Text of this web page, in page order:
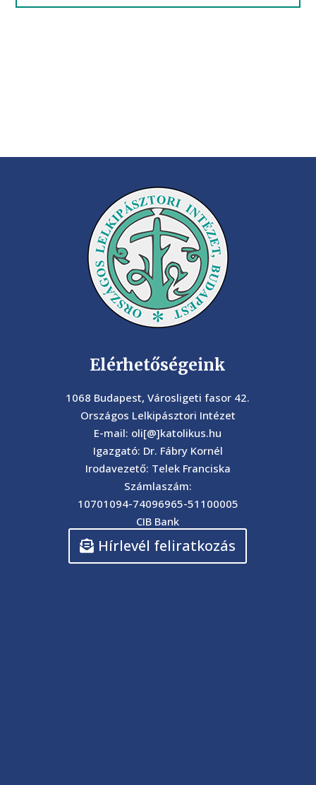
Elérhetőségeink
1068 Budapest, Városligeti fasor 42.
Országos Lelkipásztori Intézet
E-mail: oli[@]katolikus.hu
Igazgató: Dr. Fábry Kornél
Irodavezető: Telek Franciska
Számlaszám:
10701094-74096965-51100005
CIB Bank
Hírlevél feliratkozás